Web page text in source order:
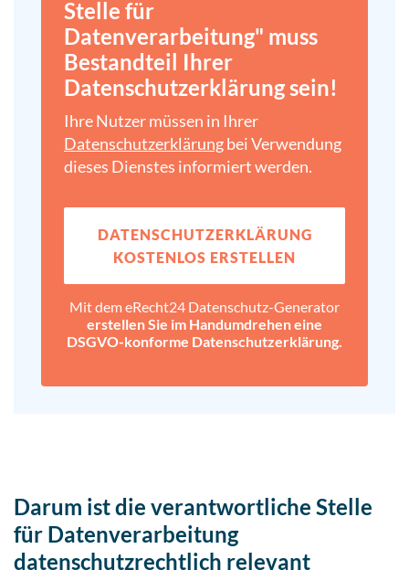
Stelle für
Datenverarbeitung" muss
Bestandteil Ihrer
Datenschutz­erklärung sein!
Ihre Nutzer müssen in Ihrer
Datenschutz­erklärungbei Verwendung
dieses Dienstes informiert werden.
DATENSCHUTZ­ERKLÄRUNG
KOSTENLOS ERSTELLEN
Mit dem eRecht24 Datenschutz-Generator
erstellen Sie im Handumdrehen eine
DSGVO-konforme Datenschutz­erklärung.
Darum ist die verantwortliche Stelle
für Datenverarbeitung
datenschutzrechtlich relevant